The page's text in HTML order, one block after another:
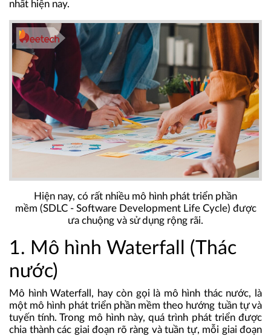
nhất hiện nay.
Hiện nay, có rất nhiều mô hình phát triển phần
mềm (SDLC - Software Development Life Cycle) được
ưa chuộng và sử dụng rộng rãi.
1. Mô hình Waterfall (Thác
nước)
Mô hình Waterfall, hay còn gọi là mô hình thác nước, là
một mô hình phát triển phần mềm theo hướng tuần tự và
tuyến tính. Trong mô hình này, quá trình phát triển được
chia thành các giai đoạn rõ ràng và tuần tự, mỗi giai đoạn